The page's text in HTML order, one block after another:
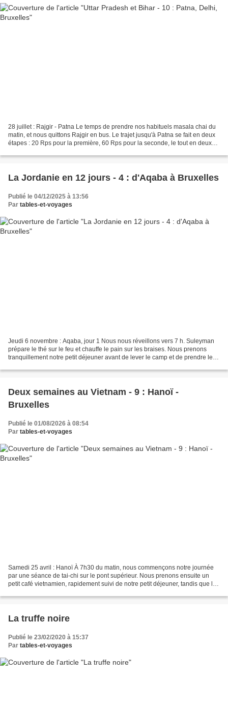
28 juillet : Rajgir - Patna Le temps de prendre nos habituels masala chai du
matin, et nous quittons Rajgir en bus. Le trajet jusqu'à Patna se fait en deux
étapes : 20 Rps pour la première, 60 Rps pour la seconde, le tout en deux
La Jordanie en 12 jours - 4 : d'Aqaba à Bruxelles
Publié le 04/12/2025 à 13:56
Par tables-et-voyages
Jeudi 6 novembre : Aqaba, jour 1 Nous nous réveillons vers 7 h. Suleyman
prépare le thé sur le feu et chauffe le pain sur les braises. Nous prenons
tranquillement notre petit déjeuner avant de lever le camp et de prendre le
Deux semaines au Vietnam - 9 : Hanoï -
Bruxelles
Publié le 01/08/2026 à 08:54
Par tables-et-voyages
Samedi 25 avril : Hanoï À 7h30 du matin, nous commençons notre journée
par une séance de tai-chi sur le pont supérieur. Nous prenons ensuite un
petit café vietnamien, rapidement suivi de notre petit déjeuner, tandis que le
La truffe noire
Publié le 23/02/2020 à 15:37
Par tables-et-voyages